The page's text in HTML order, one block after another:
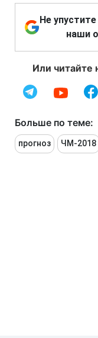
Не
наши
Или читайте
Больше по теме:
прогноз ЧМ-2018